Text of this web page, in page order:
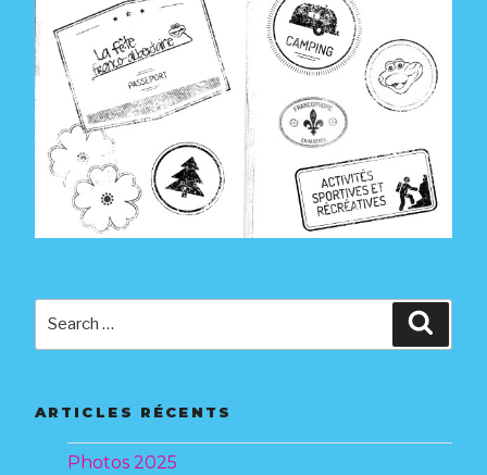
Search
for:
ARTICLES RÉCENTS
Photos 2025